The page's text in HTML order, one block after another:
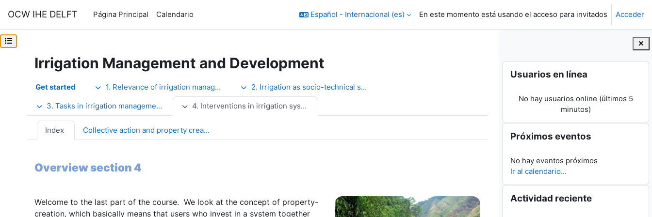
OCW IHE DELFT Página Principal Calendario Español - Internacional ‎(es)‎ En este momento está usando el acceso para invitados Acceder
Bloques
Salta Usuarios en línea
Usuarios en línea
No hay usuarios online (últimos 5
minutos)
Salta Próximos eventos
Próximos eventos
No hay eventos próximos
Ir al calendario...
Salta Actividad reciente
Actividad reciente
Abrir índice del curso
Irrigation Management and Development
Perfilado de sección
Get started 1. Relevance of irrigation management 2. Irrigation as socio-technical systems
3. Tasks in irrigation management 4. Interventions in irrigation systems
Index Collective action and property creation
Overview section 4
Welcome to the last part of the course. We look at the concept of property-
creation, which basically means that users who invest in a system together